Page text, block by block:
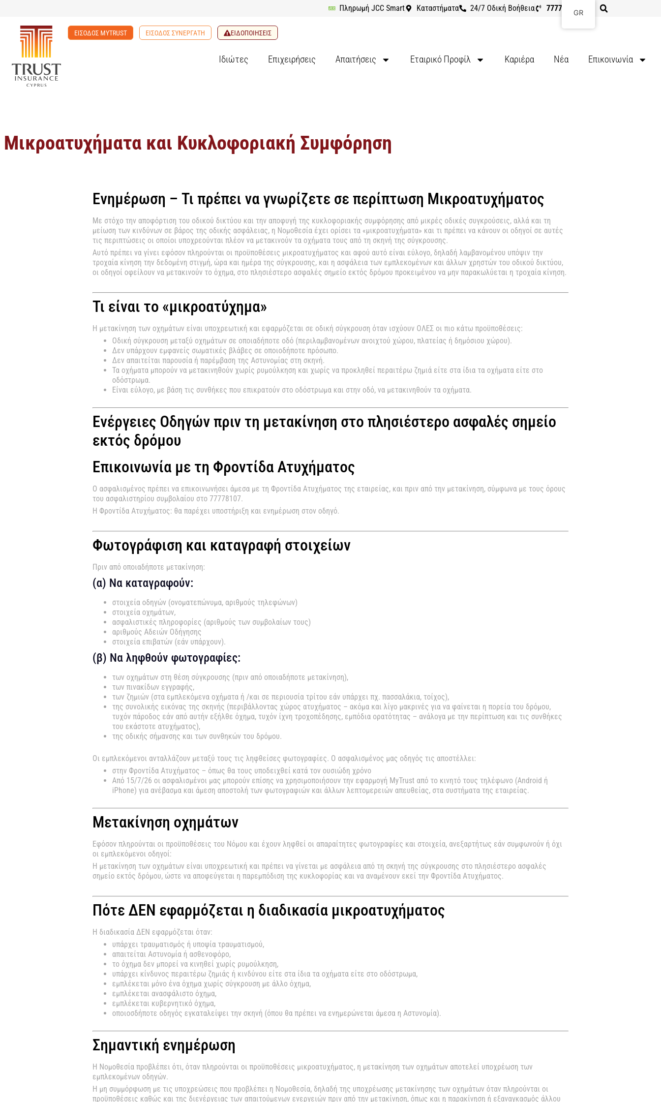
Πληρωμή JCC Smart Καταστήματα 24/7 Οδική Βοήθεια 7777 8107
ΕΙΣΟΔΟΣ MYTRUST ΕΙΣΟΔΟΣ ΣΥΝΕΡΓΑΤΗ ΕΙΔΟΠΟΙΗΣΕΙΣ
Ιδιώτες Επιχειρήσεις Απαιτήσεις Εταιρικό Προφίλ Καριέρα Νέα Επικοινωνία
Μικροατυχήματα και Κυκλοφοριακή Συμφόρηση
Ενημέρωση – Τι πρέπει να γνωρίζετε σε περίπτωση Μικροατυχήματος
Με στόχο την αποφόρτιση του οδικού δικτύου και την αποφυγή της κυκλοφοριακής συμφόρησης από μικρές οδικές συγκρούσεις, αλλά και τη
μείωση των κινδύνων σε βάρος της οδικής ασφάλειας, η Νομοθεσία έχει ορίσει τα «μικροατυχήματα» και τι πρέπει να κάνουν οι οδηγοί σε αυτές
τις περιπτώσεις οι οποίοι υποχρεούνται πλέον να μετακινούν τα οχήματα τους από τη σκηνή της σύγκρουσης.
Αυτό πρέπει να γίνει εφόσον πληρούνται οι προϋποθέσεις μικροατυχήματος και αφού αυτό είναι εύλογο, δηλαδή λαμβανομένου υπόψιν την
τροχαία κίνηση την δεδομένη στιγμή, ώρα και ημέρα της σύγκρουσης, και η ασφάλεια των εμπλεκομένων και άλλων χρηστών του οδικού δικτύου,
οι οδηγοί οφείλουν να μετακινούν το όχημα, στο πλησιέστερο ασφαλές σημείο εκτός δρόμου προκειμένου να μην παρακωλύεται η τροχαία κίνηση.
Τι είναι το «μικροατύχημα»
Η μετακίνηση των οχημάτων είναι υποχρεωτική και εφαρμόζεται σε οδική σύγκρουση όταν ισχύουν ΟΛΕΣ οι πιο κάτω προϋποθέσεις:
Οδική σύγκρουση μεταξύ οχημάτων σε οποιαδήποτε οδό (περιλαμβανομένων ανοιχτού χώρου, πλατείας ή δημόσιου χώρου).
Δεν υπάρχουν εμφανείς σωματικές βλάβες σε οποιοδήποτε πρόσωπο.
Δεν απαιτείται παρουσία ή παρέμβαση της Αστυνομίας στη σκηνή.
Τα οχήματα μπορούν να μετακινηθούν χωρίς ρυμούλκηση και χωρίς να προκληθεί περαιτέρω ζημιά είτε στα ίδια τα οχήματα είτε στο
οδόστρωμα.
Είναι εύλογο, με βάση τις συνθήκες που επικρατούν στο οδόστρωμα και στην οδό, να μετακινηθούν τα οχήματα.
Ενέργειες Οδηγών πριν τη μετακίνηση στο πλησιέστερο ασφαλές σημείο
εκτός δρόμου
Επικοινωνία με τη Φροντίδα Ατυχήματος
Ο ασφαλισμένος πρέπει να επικοινωνήσει άμεσα με τη Φροντίδα Ατυχήματος της εταιρείας, και πριν από την μετακίνηση, σύμφωνα με τους όρους
του ασφαλιστηρίου συμβολαίου στο 77778107.
Η Φροντίδα Ατυχήματος: θα παρέχει υποστήριξη και ενημέρωση στον οδηγό.
Φωτογράφιση και καταγραφή στοιχείων
Πριν από οποιαδήποτε μετακίνηση:
(α) Να καταγραφούν:
στοιχεία οδηγών (ονοματεπώνυμα, αριθμούς τηλεφώνων)
στοιχεία οχημάτων,
ασφαλιστικές πληροφορίες (αριθμούς των συμβολαίων τους)
αριθμούς Αδειών Οδήγησης
στοιχεία επιβατών (εάν υπάρχουν).
(β) Να ληφθούν φωτογραφίες:
των οχημάτων στη θέση σύγκρουσης (πριν από οποιαδήποτε μετακίνηση),
των πινακίδων εγγραφής,
των ζημιών (στα εμπλεκόμενα οχήματα ή /και σε περιουσία τρίτου εάν υπάρχει πχ. πασσαλάκια, τοίχος),
της συνολικής εικόνας της σκηνής (περιβάλλοντας χώρος ατυχήματος – ακόμα και λίγο μακρινές για να φαίνεται η πορεία του δρόμου,
τυχόν πάροδος εάν από αυτήν εξήλθε όχημα, τυχόν ίχνη τροχοπέδησης, εμπόδια ορατότητας – ανάλογα με την περίπτωση και τις συνθήκες
του εκάστοτε ατυχήματος),
της οδικής σήμανσης και των συνθηκών του δρόμου.
Οι εμπλεκόμενοι ανταλλάζουν μεταξύ τους τις ληφθείσες φωτογραφίες. Ο ασφαλισμένος μας οδηγός τις αποστέλλει:
στην Φροντίδα Ατυχήματος – όπως θα τους υποδειχθεί κατά τον ουσιώδη χρόνο
Από 15/7/26 οι ασφαλισμένοι μας μπορούν επίσης να χρησιμοποιήσουν την εφαρμογή MyTrust από το κινητό τους τηλέφωνο (Android ή
iPhone) για ανέβασμα και άμεση αποστολή των φωτογραφιών και άλλων λεπτομερειών απευθείας, στα συστήματα της εταιρείας.
Μετακίνηση οχημάτων
Εφόσον πληρούνται οι προϋποθέσεις του Νόμου και έχουν ληφθεί οι απαραίτητες φωτογραφίες και στοιχεία, ανεξαρτήτως εάν συμφωνούν ή όχι
οι εμπλεκόμενοι οδηγοί:
Η μετακίνηση των οχημάτων είναι υποχρεωτική και πρέπει να γίνεται με ασφάλεια από τη σκηνή της σύγκρουσης στο πλησιέστερο ασφαλές
σημείο εκτός δρόμου, ώστε να αποφεύγεται η παρεμπόδιση της κυκλοφορίας και να αναμένουν εκεί την Φροντίδα Ατυχήματος.
Πότε ΔΕΝ εφαρμόζεται η διαδικασία μικροατυχήματος
Η διαδικασία ΔΕΝ εφαρμόζεται όταν:
υπάρχει τραυματισμός ή υποψία τραυματισμού,
απαιτείται Αστυνομία ή ασθενοφόρο,
το όχημα δεν μπορεί να κινηθεί χωρίς ρυμούλκηση,
υπάρχει κίνδυνος περαιτέρω ζημιάς ή κινδύνου είτε στα ίδια τα οχήματα είτε στο οδόστρωμα,
εμπλέκεται μόνο ένα όχημα χωρίς σύγκρουση με άλλο όχημα,
εμπλέκεται ανασφάλιστο όχημα,
εμπλέκεται κυβερνητικό όχημα,
οποιοσδήποτε οδηγός εγκαταλείψει την σκηνή (όπου θα πρέπει να ενημερώνεται άμεσα η Αστυνομία).
Σημαντική ενημέρωση
Η Νομοθεσία προβλέπει ότι, όταν πληρούνται οι προϋποθέσεις μικροατυχήματος, η μετακίνηση των οχημάτων αποτελεί υποχρέωση των
εμπλεκομένων οδηγών.
Η μη συμμόρφωση με τις υποχρεώσεις που προβλέπει η Νομοθεσία, δηλαδή της υποχρέωσης μετακίνησης των οχημάτων όταν πληρούνται οι
προϋποθέσεις καθώς και της διενέργειας των απαιτούμενων ενεργειών πριν από την μετακίνηση, όπως και η παρακίνηση ή εξαναγκασμός άλλου
GR